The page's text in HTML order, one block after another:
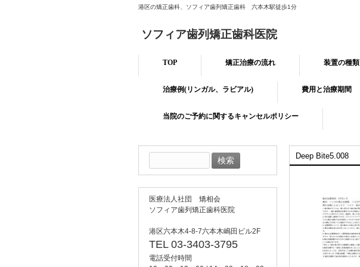
港区の矯正歯科、ソフィア歯列矯正歯科 六本木駅徒歩1分
ソフィア歯列矯正歯科医院
TOP 矯正治療の流れ 装置の種類
治療例(リンガル、ラビアル) 費用と治療期間
当院のご予約に関するキャンセルポリシー
Deep Bite5.008
索:
医療法人社団 矯相会
ソフィア歯列矯正歯科医院
港区六本木4-8-7六本木嶋田ビル2F
TEL 03-3403-3795
電話受付時間